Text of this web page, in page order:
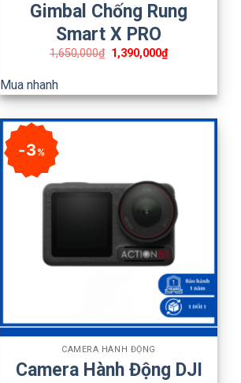
Gimbal Chống Rung
Smart X PRO
1,650,000₫ 1,390,000₫
Mua nhanh
3%
+
CAMERA HÀNH ĐỘNG
Camera Hành Động DJI